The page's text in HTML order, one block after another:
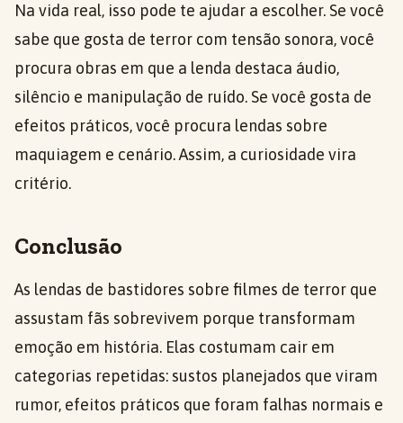
Na vida real, isso pode te ajudar a escolher. Se você
sabe que gosta de terror com tensão sonora, você
procura obras em que a lenda destaca áudio,
silêncio e manipulação de ruído. Se você gosta de
efeitos práticos, você procura lendas sobre
maquiagem e cenário. Assim, a curiosidade vira
critério.
Conclusão
As lendas de bastidores sobre filmes de terror que
assustam fãs sobrevivem porque transformam
emoção em história. Elas costumam cair em
categorias repetidas: sustos planejados que viram
rumor, efeitos práticos que foram falhas normais e